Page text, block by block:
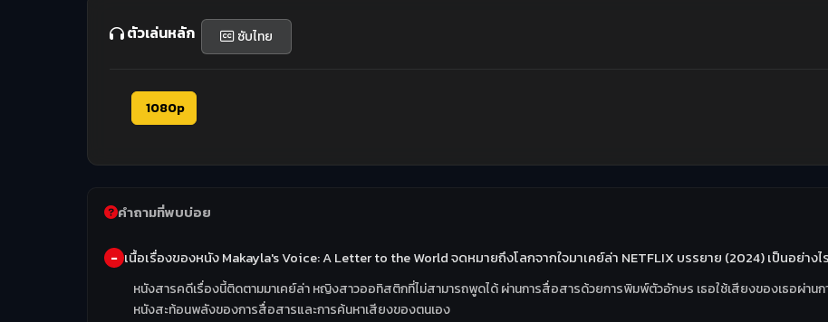
ตัวเล่นหลัก ซับไทย
1080p
คำถามที่พบบ่อย
เนื้อเรื่องของหนัง Makayla's Voice: A Letter to the World จดหมายถึงโลกจากใจมาเคย์ล่า NETFLIX บรรยาย (2024) เป็นอย่างไ
หนังสารคดีเรื่องนี้ติดตามมาเคย์ล่า หญิงสาวออทิสติกที่ไม่สามารถพูดได้ ผ่านการสื่อสารด้วยการพิมพ์ตัวอักษร เธอใช้เสียงของเธอผ่านก
หนังสะท้อนพลังของการสื่อสารและการค้นหาเสียงของตนเอง